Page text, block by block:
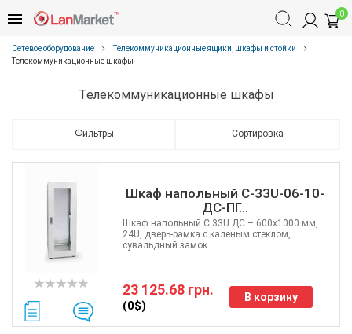
0
Сетевое оборудование
Телекоммуникационные ящики, шкафы и стойки
Телекоммуникационные шкафы
Телекоммуникационные шкафы
Фильтры Сортировка
Шкаф напольный С-33U-06-10-
ДС-ПГ...
23 125.68 грн.
(0$)
В корзину
Шкаф напольный C 33U ДС – 600x1000 мм,
24U, дверь-рамка с каленым стеклом,
сувальдный замок...